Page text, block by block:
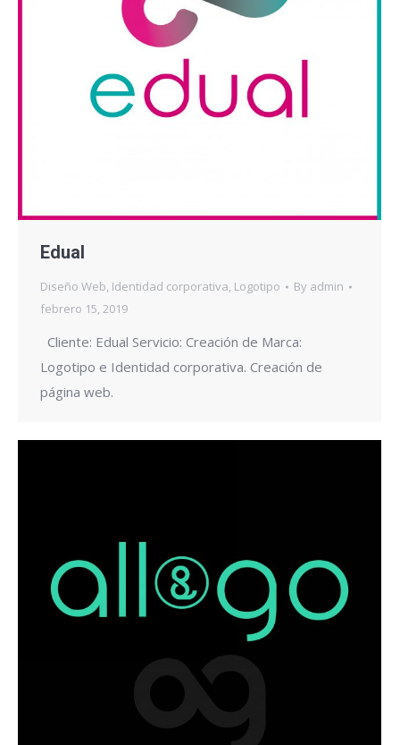
Edual
Diseño Web, Identidad corporativa, Logotipo By admin
febrero 15, 2019
Cliente: Edual Servicio: Creación de Marca:
Logotipo e Identidad corporativa. Creación de
página web.